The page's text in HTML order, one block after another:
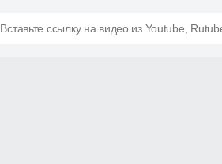
Вставьте ссылку на видео из Youtube,